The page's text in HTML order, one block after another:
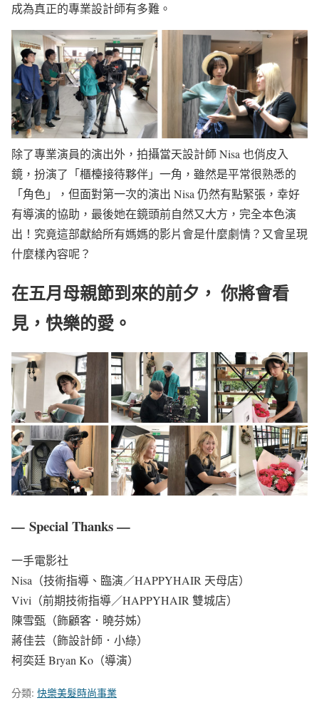
成為真正的專業設計師有多難。
除了專業演員的演出外，拍攝當天設計師 Nisa 也俏皮入
鏡，扮演了「櫃檯接待夥伴」一角，雖然是平常很熟悉的
「角色」，但面對第一次的演出 Nisa 仍然有點緊張，幸好
有導演的協助，最後她在鏡頭前自然又大方，完全本色演
出！究竟這部獻給所有媽媽的影片會是什麼劇情？又會呈現
什麼樣內容呢？
在五月母親節到來的前夕， 你將會看
見，快樂的愛。
— Special Thanks —
一手電影社
Nisa（技術指導、臨演／HAPPYHAIR 天母店）
Vivi（前期技術指導／HAPPYHAIR 雙城店）
陳雪甄（飾顧客．曉芬姊）
蔣佳芸（飾設計師．小綠）
柯奕廷 Bryan Ko（導演）
分類: 快樂美髮時尚事業